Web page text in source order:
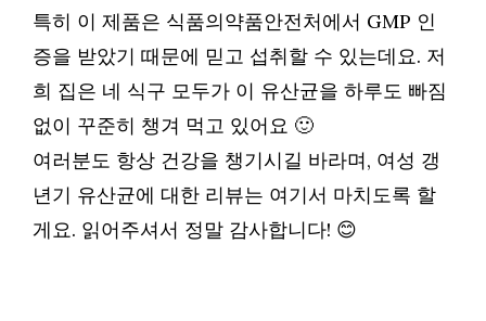
특히 이 제품은 식품의약품안전처에서 GMP 인
증을 받았기 때문에 믿고 섭취할 수 있는데요. 저
희 집은 네 식구 모두가 이 유산균을 하루도 빠짐
없이 꾸준히 챙겨 먹고 있어요 🙂
여러분도 항상 건강을 챙기시길 바라며, 여성 갱
년기 유산균에 대한 리뷰는 여기서 마치도록 할
게요. 읽어주셔서 정말 감사합니다! 😊